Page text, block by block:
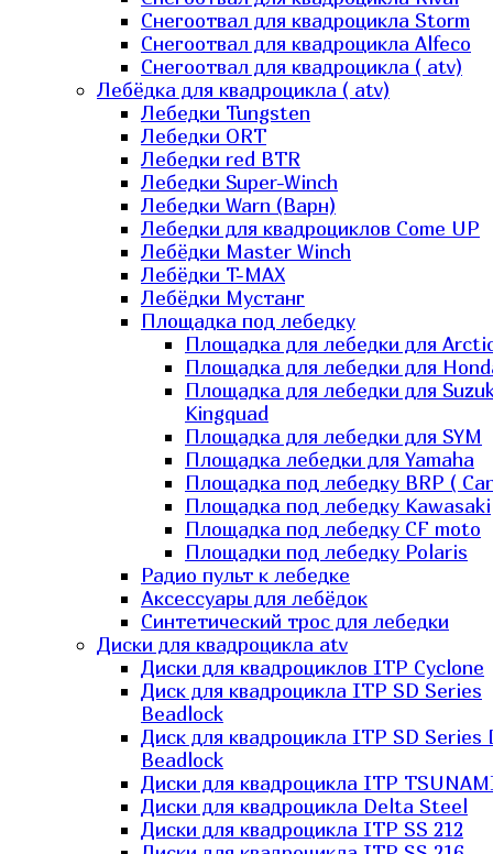
Снегоотвал для квадроцикла Storm
Снегоотвал для квадроцикла Alfeco
Снегоотвал для квадроцикла ( atv)
Лебёдка для квадроцикла ( atv)
Лебедки Tungsten
Лебедки ORT
Лебедки red BTR
Лебедки Super-Winch
Лебедки Warn (Варн)
Лебедки для квадроциклов Come UP
Лебёдки Master Winch
Лебёдки T-MAX
Лебёдки Мустанг
Площадка под лебедку
Площадка для лебедки для
Площадка для лебедки для
Площадка для лебедки для
Kingquad
Площадка для лебедки для SYM
Площадка лебедки для Yamaha
Площадка под лебедку BRP (
Площадка под лебедку Kawasaki
Площадка под лебедку СF moto
Площадки под лебедку Polaris
Радио пульт к лебедке
Аксессуары для лебёдок
Синтетический трос для лебедки
Диски для квадроцикла atv
Диски для квадроциклов ITP Cyclone
Диск для квадроцикла ITP SD Series
Beadlock
Диск для квадроцикла ITP SD Series
Beadlock
Диски для квадроцикла ITP
Диски для квадроцикла Delta Steel
Диски для квадроцикла ITP SS 212